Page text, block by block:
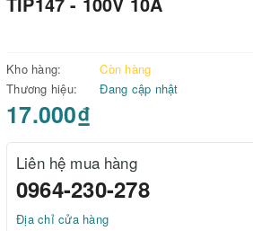
Kho hàng:
Còn hàng
Thương hiệu:
Đang cập nhật
17.000₫
Liên hệ mua hàng
0964-230-278
Địa chỉ cửa hàng